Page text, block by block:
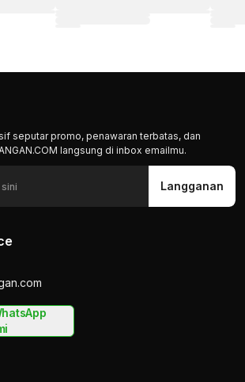
seputar promo, penawaran terbatas, dan
langsung di inbox emailmu.
Langganan